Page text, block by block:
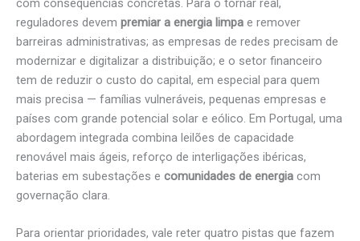
reguladores devem premiar a energia limpa e remover
barreiras administrativas; as empresas de redes precisam de
modernizar e digitalizar a distribuição; e o setor financeiro
tem de reduzir o custo do capital, em especial para quem
mais precisa — famílias vulneráveis, pequenas empresas e
países com grande potencial solar e eólico. Em Portugal, uma
abordagem integrada combina leilões de capacidade
renovável mais ágeis, reforço de interligações ibéricas,
baterias em subestações e comunidades de energia com
governação clara.
Para orientar prioridades, vale reter quatro pistas que fazem